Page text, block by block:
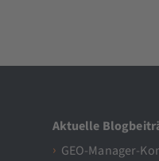
Aktuelle
GEO-Manager-